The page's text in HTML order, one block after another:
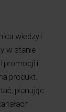
wiedzy i
w stanie
promocji i
produkt.
planując